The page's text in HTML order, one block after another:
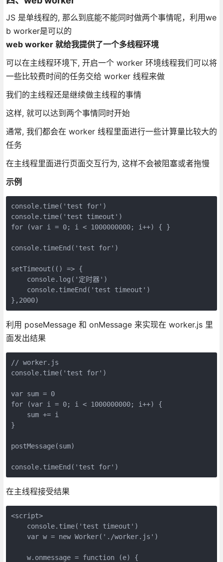
JS 是单线程的, 那么到底能不能同时做两个事情呢，利用we
b worker是可以的
web worker 就给我提供了一个多线程环境
可以在主线程环境下, 开启一个 worker 环境线程我们可以将
一些比较费时间的任务交给 worker 线程来做
我们的主线程还是继续做主线程的事情
这样, 就可以达到两个事情同时开始
通常, 我们都会在 worker 线程里面进行一些计算量比较大的
任务
在主线程里面进行页面交互行为, 这样不会被阻塞或者拖慢
示例
console.time('test for')
console.time('test timeout')
for (var i = 0; i < 1000000000; i++) { }
console.timeEnd('test for')
setTimeout(() => {
    console.log('定时器')
    console.timeEnd('test timeout')
},2000)
利用 poseMessage 和 onMessage 来实现在 worker.js 里
面发出结果
// worker.js
console.time('test for')
var sum = 0
for (var i = 0; i < 1000000000; i++) {
    sum += i
}
postMessage(sum)
console.timeEnd('test for')
在主线程接受结果
<script>
    console.time('test timeout')
    var w = new Worker('./worker.js')
    w.onmessage = function (e) {